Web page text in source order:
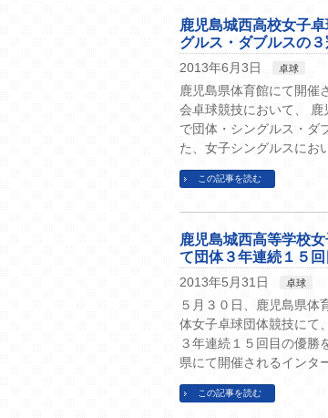
鹿児島城西高校女子
グルス・ダブルスの
2013年6月3日 卓球
鹿児島県体育館にて開催
会卓球競技において、
で団体・シングルス・ダ
た、女子シングルスにお
この記事を読む
鹿児島城西高等学校
て団体３年連続１５
2013年5月31日 卓球
５月３０日、鹿児島県体
体女子卓球団体競技にて
３年連続１５回目の優勝
県にて開催されるインタ
この記事を読む